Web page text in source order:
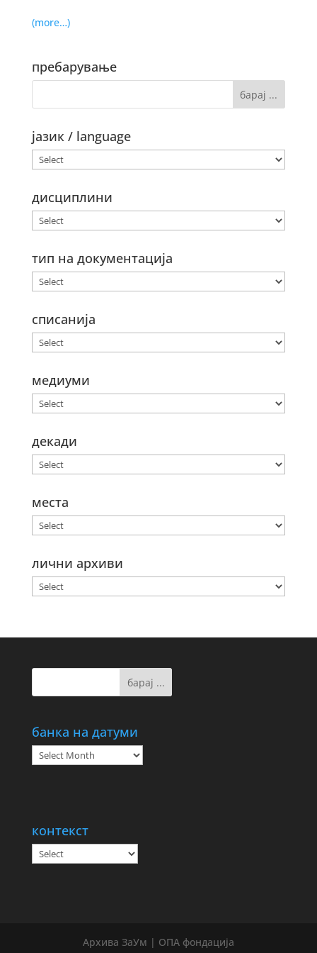
(more…)
пребарување
јазик / language
дисциплини
тип на документација
списанија
медиуми
декади
места
лични архиви
банка на датуми
банка
на
контекст
Архива ЗаУм | ОПА фондација